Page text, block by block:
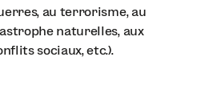
au terrorisme, au
naturelles, aux
sociaux, etc.).